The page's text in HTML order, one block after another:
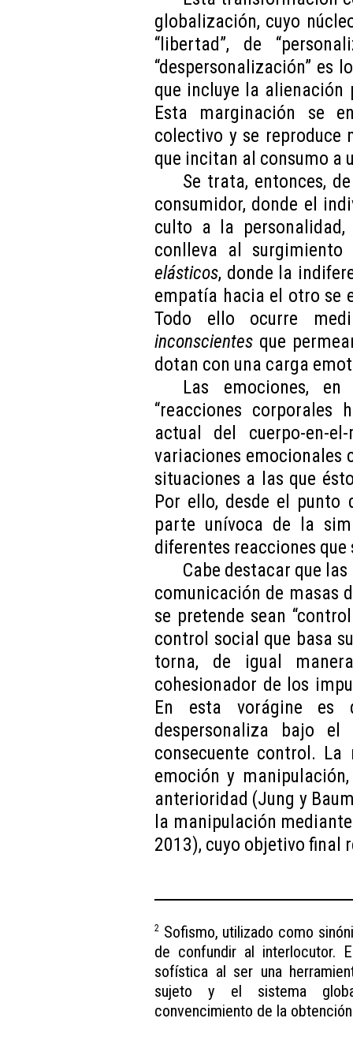
globalización, cuyo
“libertad”, de
“despersonalización” es
que incluye la alienación
Esta marginación se
colectivo y se reproduce
que incitan al consumo a
Se trata, entonces,
consumidor, donde el
culto a la
conlleva al
elásticos, donde la
empatía hacia el otro se
Todo ello ocurre
inconscientes que
dotan con una carga
Las emociones,
“reacciones
actual del cuerpo-en-
variaciones emocionales
situaciones a las que
Por ello, desde el punto
parte unívoca de la
diferentes reacciones
Cabe destacar que
comunicación de masas
se pretende sean
control social que basa
torna, de igual
cohesionador de los
En esta vorágine es
despersonaliza bajo
consecuente control. La
emoción y
anterioridad (Jung y
la manipulación
2013), cuyo objetivo final
2 Sofismo, utilizado como
de confundir al interlocutor.
sofística al ser una
sujeto y el sistema
convencimiento de la